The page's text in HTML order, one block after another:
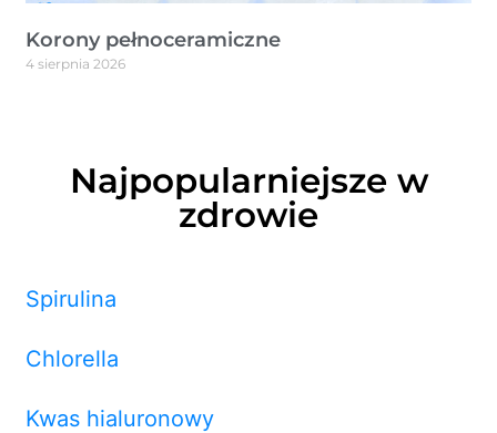
Korony pełnoceramiczne
4 sierpnia 2026
Najpopularniejsze w
zdrowie
Spirulina
Chlorella
Kwas hialuronowy